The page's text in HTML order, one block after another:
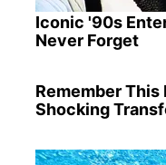
Iconic '90s
Never Forget
Remember
Shocking